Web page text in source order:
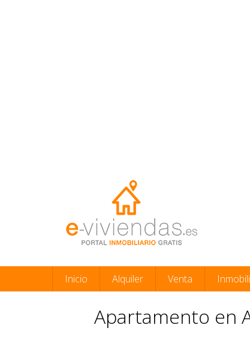
Inicio Alquiler Venta
Apartamento en